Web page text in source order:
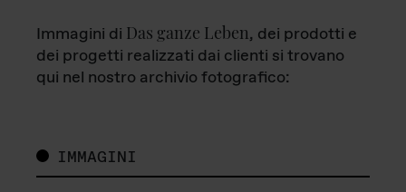
Immagini di Das ganze Leben, dei prodotti e
dei progetti realizzati dai clienti si trovano
qui nel nostro archivio fotografico:
IMMAGINI